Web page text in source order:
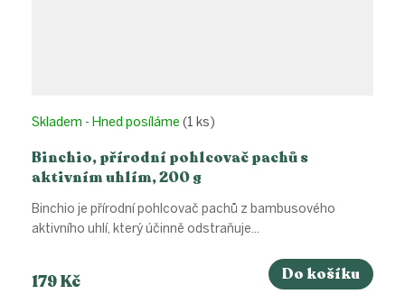
Binchio, přírodní pohlcovač pachů s
aktivním uhlím, 200 g
Skladem - Hned posíláme (1 ks)
179 Kč Do košíku
Binchio je přírodní pohlcovač pachů z bambusového
aktivního uhlí, který účinně odstraňuje...